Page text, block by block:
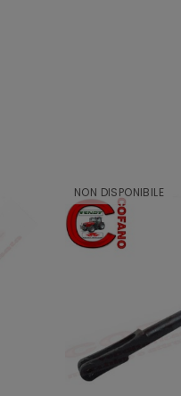
NON DISPONIBILE